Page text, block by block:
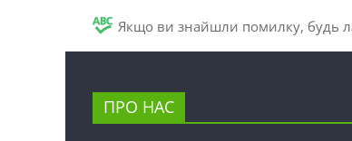
Якщо ви знайшли помилку, будь
ПРО НАС